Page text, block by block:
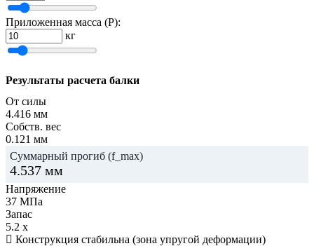
Приложенная масса (P):
кг
Результаты расчета балки
От силы
4.416 мм
Собств. вес
0.121 мм
Суммарный прогиб (f_max)
4.537 мм
Напряжение
37 МПа
Запас
5.2 x
Конструкция стабильна (зона упругой деформации)